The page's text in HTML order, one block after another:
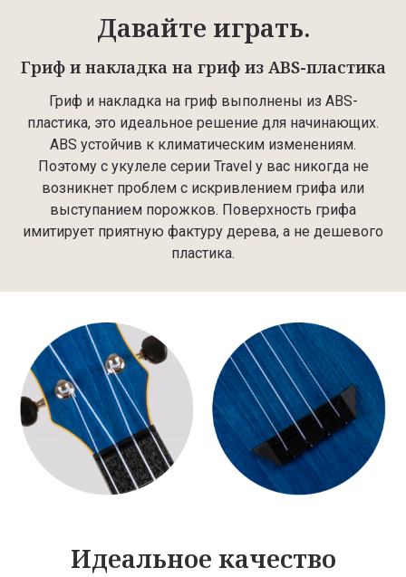
Давайте играть.
Гриф и накладка на гриф из ABS-пластика
Гриф и накладка на гриф выполнены из ABS-
пластика, это идеальное решение для начинающих.
ABS устойчив к климатическим изменениям.
Поэтому с укулеле серии Travel у вас никогда не
возникнет проблем с искривлением грифа или
выступанием порожков. Поверхность грифа
имитирует приятную фактуру дерева, а не дешевого
пластика.
Идеальное качество